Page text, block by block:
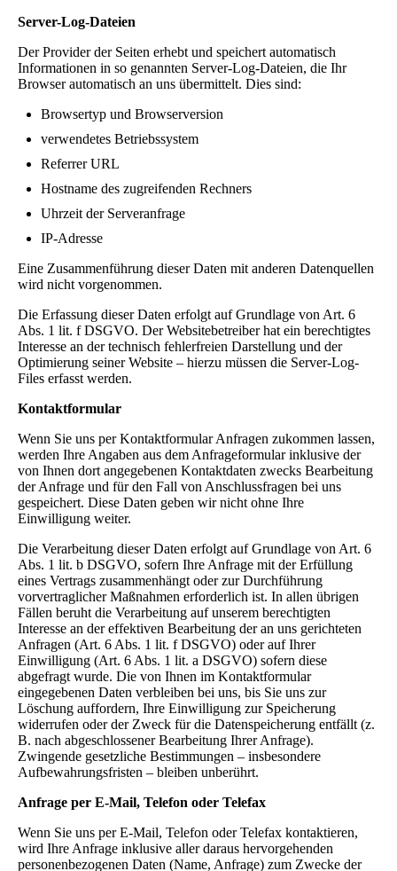
Server-Log-Dateien
Der Provider der Seiten erhebt und speichert automatisch
Informationen in so genannten Server-Log-Dateien, die Ihr
Browser automatisch an uns übermittelt. Dies sind:
Browsertyp und Browserversion
verwendetes Betriebssystem
Referrer URL
Hostname des zugreifenden Rechners
Uhrzeit der Serveranfrage
IP-Adresse
Eine Zusammenführung dieser Daten mit anderen Datenquellen
wird nicht vorgenommen.
Die Erfassung dieser Daten erfolgt auf Grundlage von Art. 6
Abs. 1 lit. f DSGVO. Der Websitebetreiber hat ein berechtigtes
Interesse an der technisch fehlerfreien Darstellung und der
Optimierung seiner Website – hierzu müssen die Server-Log-
Files erfasst werden.
Kontaktformular
Wenn Sie uns per Kontaktformular Anfragen zukommen lassen,
werden Ihre Angaben aus dem Anfrageformular inklusive der
von Ihnen dort angegebenen Kontaktdaten zwecks Bearbeitung
der Anfrage und für den Fall von Anschlussfragen bei uns
gespeichert. Diese Daten geben wir nicht ohne Ihre
Einwilligung weiter.
Die Verarbeitung dieser Daten erfolgt auf Grundlage von Art. 6
Abs. 1 lit. b DSGVO, sofern Ihre Anfrage mit der Erfüllung
eines Vertrags zusammenhängt oder zur Durchführung
vorvertraglicher Maßnahmen erforderlich ist. In allen übrigen
Fällen beruht die Verarbeitung auf unserem berechtigten
Interesse an der effektiven Bearbeitung der an uns gerichteten
Anfragen (Art. 6 Abs. 1 lit. f DSGVO) oder auf Ihrer
Einwilligung (Art. 6 Abs. 1 lit. a DSGVO) sofern diese
abgefragt wurde. Die von Ihnen im Kontaktformular
eingegebenen Daten verbleiben bei uns, bis Sie uns zur
Löschung auffordern, Ihre Einwilligung zur Speicherung
widerrufen oder der Zweck für die Datenspeicherung entfällt (z.
B. nach abgeschlossener Bearbeitung Ihrer Anfrage).
Zwingende gesetzliche Bestimmungen – insbesondere
Aufbewahrungsfristen – bleiben unberührt.
Anfrage per E-Mail, Telefon oder Telefax
Wenn Sie uns per E-Mail, Telefon oder Telefax kontaktieren,
wird Ihre Anfrage inklusive aller daraus hervorgehenden
personenbezogenen Daten (Name, Anfrage) zum Zwecke der